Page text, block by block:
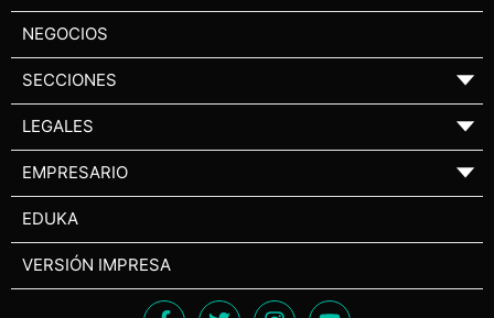
NEGOCIOS
SECCIONES ▼
LEGALES ▼
EMPRESARIO ▼
EDUKA
VERSIÓN IMPRESA